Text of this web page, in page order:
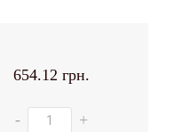
654.12 грн.
- +